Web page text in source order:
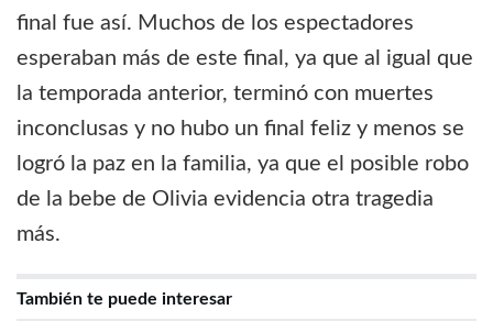
final fue así. Muchos de los espectadores
esperaban más de este final, ya que al igual que
la temporada anterior, terminó con muertes
inconclusas y no hubo un final feliz y menos se
logró la paz en la familia, ya que el posible robo
de la bebe de Olivia evidencia otra tragedia
más.
También te puede interesar